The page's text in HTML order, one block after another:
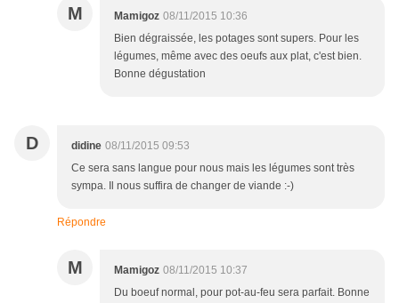
M Mamigoz 08/11/2015 10:36
Bien dégraissée, les potages sont supers. Pour les
légumes, même avec des oeufs aux plat, c'est bien.
Bonne dégustation
D didine 08/11/2015 09:53
Ce sera sans langue pour nous mais les légumes sont très
sympa. Il nous suffira de changer de viande :-)
Répondre
M Mamigoz 08/11/2015 10:37
Du boeuf normal, pour pot-au-feu sera parfait. Bonne